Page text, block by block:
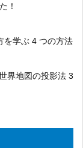
！
を学ぶ 4 つの方法
界地図の投影法 3